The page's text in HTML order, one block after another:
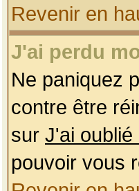
Revenir en
J'ai perdu
Ne paniquez
contre être
sur J'ai oublié
pouvoir vous